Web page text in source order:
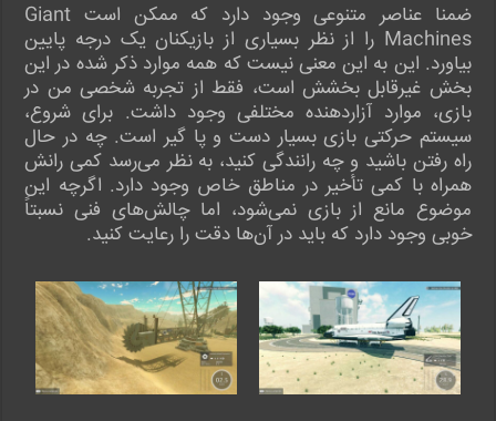
ضمنا عناصر متنوعی وجود دارد که ممکن است Giant
Machines را از نظر بسیاری از بازیکنان یک درجه پایین
بیاورد. این به این معنی نیست که همه موارد ذکر شده در این
بخش غیرقابل بخشش است، فقط از تجربه شخصی من در
بازی، موارد آزاردهنده مختلفی وجود داشت. برای شروع،
سیستم حرکتی بازی بسیار دست و پا گیر است. چه در حال
راه رفتن باشید و چه رانندگی کنید، به نظر می‌رسد کمی رانش
همراه با کمی تأخیر در مناطق خاص وجود دارد. اگرچه این
موضوع مانع از بازی نمی‌شود، اما چالش‌های فنی نسبتاً
خوبی وجود دارد که باید در آن‌ها دقت را رعایت کنید.